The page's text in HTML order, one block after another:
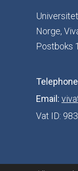
Norge,
Postboks
Email:
Vat ID: